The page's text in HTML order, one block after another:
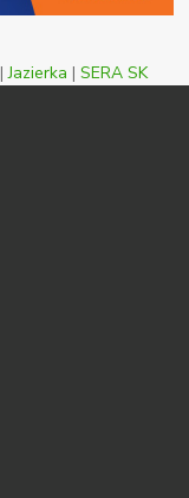
|Jazierka | SERA SK